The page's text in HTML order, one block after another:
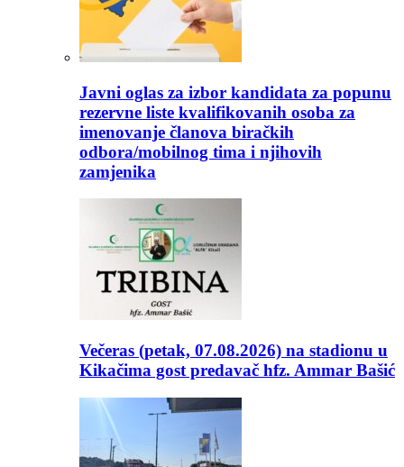
Javni oglas za izbor kandidata za popunu
rezervne liste kvalifikovanih osoba za
imenovanje članova biračkih
odbora/mobilnog tima i njihovih
zamjenika
Večeras (petak, 07.08.2026) na stadionu u
Kikačima gost predavač hfz. Ammar Bašić